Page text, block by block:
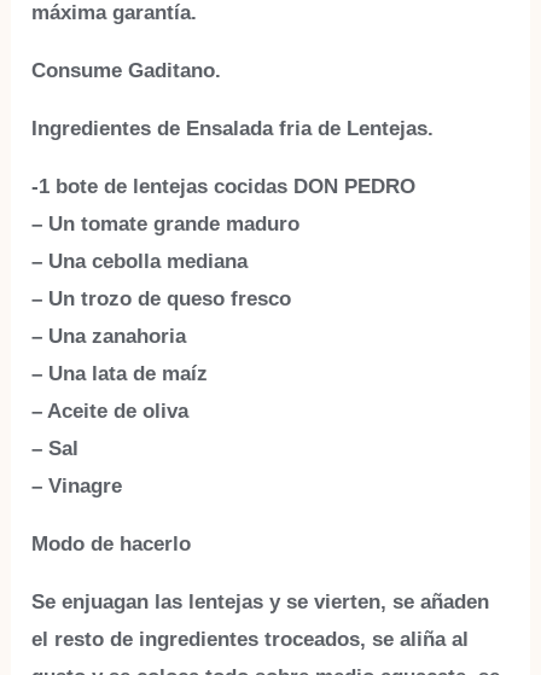
máxima garantía.
Consume Gaditano.
Ingredientes de Ensalada fria de Lentejas.
-1 bote de lentejas cocidas DON PEDRO
– Un tomate grande maduro
– Una cebolla mediana
– Un trozo de queso fresco
– Una zanahoria
– Una lata de maíz
– Aceite de oliva
– Sal
– Vinagre
Modo de hacerlo
Se enjuagan las lentejas y se vierten, se añaden
el resto de ingredientes troceados, se aliña al